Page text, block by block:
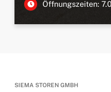
Öffnungszeiten:
SIEMA STOREN GMBH